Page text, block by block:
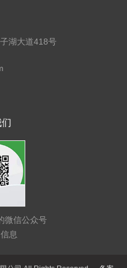
湖大道418号
微信公众号
息